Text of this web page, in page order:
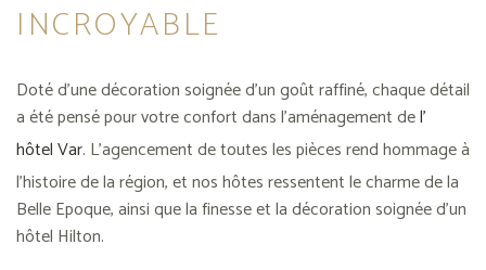
INCROYABLE
Doté d’une décoration soignée d’un goût raffiné, chaque détail
a été pensé pour votre confort dans l’aménagement del’
hôtel Var. L’agencement de toutes les pièces rend hommage à
l’histoire de la région, et nos hôtes ressentent le charme de la
Belle Epoque, ainsi que la finesse et la décoration soignée d’un
hôtel Hilton.